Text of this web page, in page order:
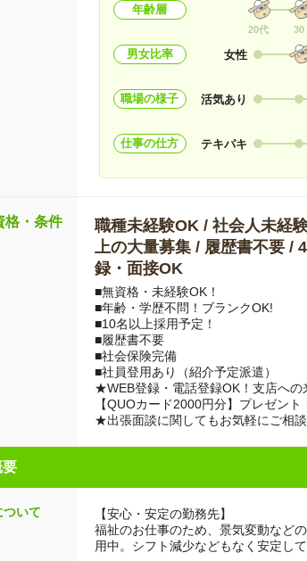
年齢層
20代 30
男女比率 女性
職場の様子 活気あり
仕事の仕方 テキパキ
格・条件
職種未経験OK / 社会人未経
上の大量募集 / 履歴書不要 /
録・面接OK
■無資格・未経験OK！
■年齢・学歴不問！ブランクOK!
■10名以上採用予定！
■履歴書不要
■社会保険完備
■社員登用あり（紹介予定派遣）
★WEB登録・電話登録OK！支店への
【QUOカード2000円分】プレゼント
★出張面談に関してもお気軽にご相談
ついて
【安心・安定の勤務先】
福祉のお仕事のため、景気変動など
用中。シフト減少などもなく安定し